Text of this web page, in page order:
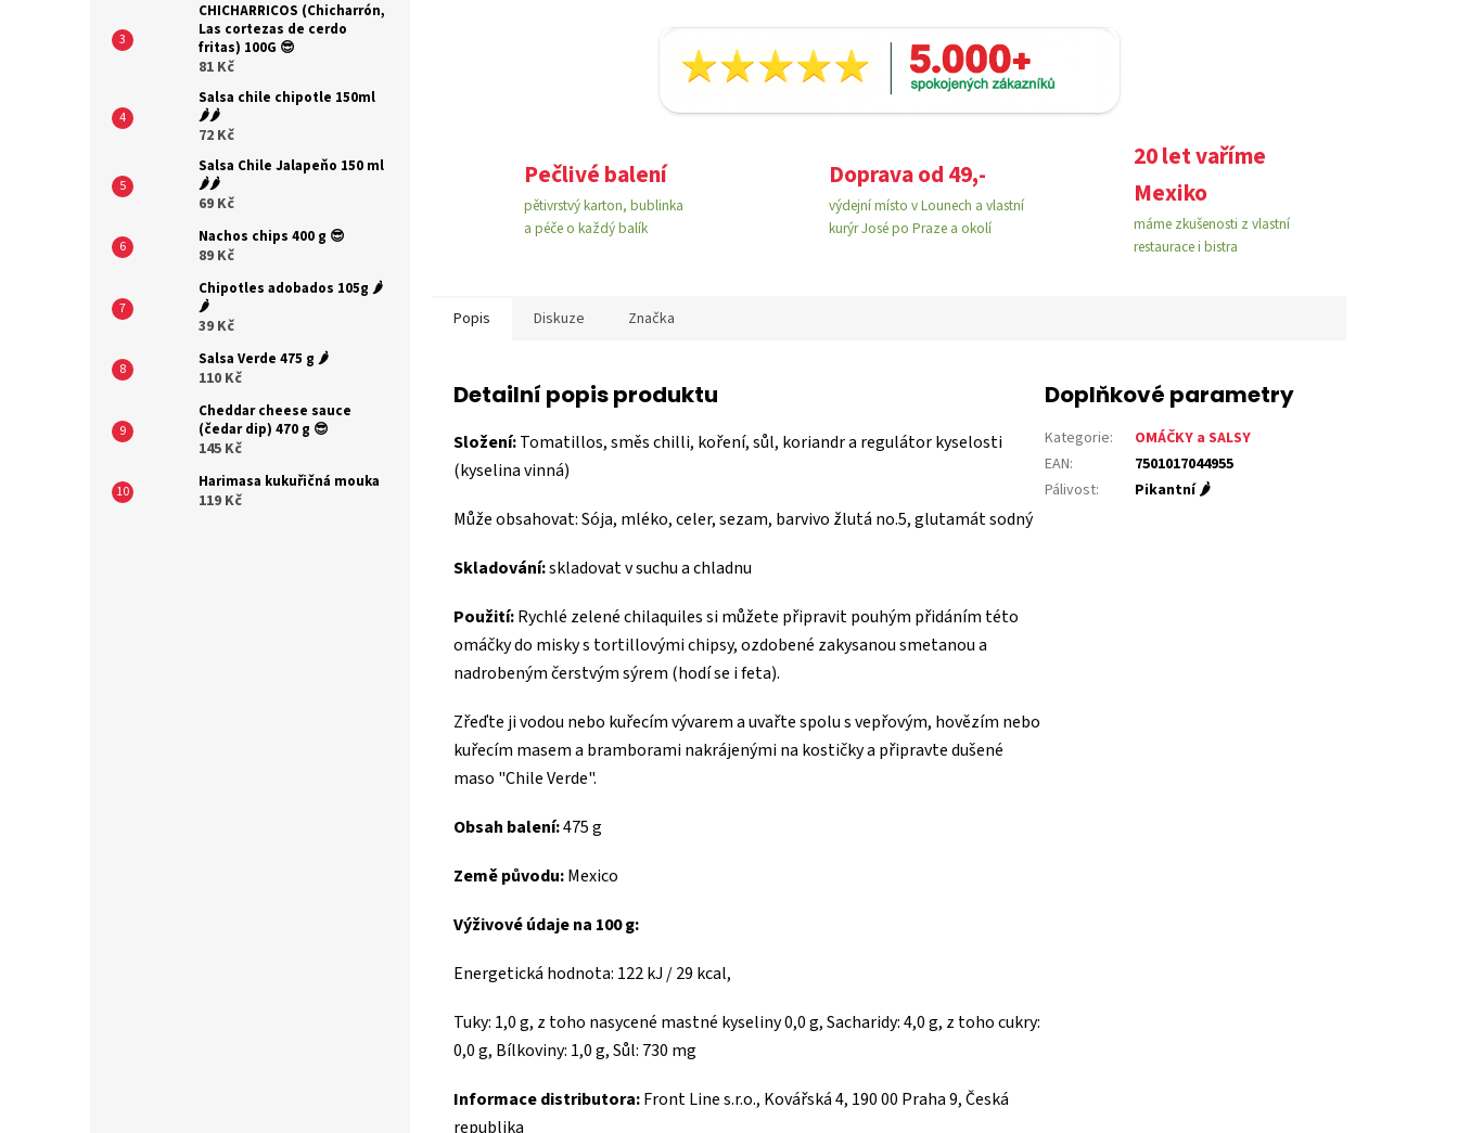
CHICHARRICOS (Chicharrón,
Las cortezas de cerdo
fritas) 100G 😎
81 Kč
Salsa chile chipotle 150ml
🌶️🌶️
72 Kč
Salsa Chile Jalapeňo 150 ml
🌶️🌶️
69 Kč
Nachos chips 400 g 😎
89 Kč
Chipotles adobados 105g 🌶️
🌶️
39 Kč
Salsa Verde 475 g 🌶️
110 Kč
Cheddar cheese sauce
(čedar dip) 470 g 😎
145 Kč
Harimasa kukuřičná mouka
119 Kč
Pečlivé balení
pětivrstvý karton, bublinka
a péče o každý balík
Doprava od 49,-
výdejní místo v Lounech a vlastní
kurýr José po Praze a okolí
20 let vaříme
Mexiko
máme zkušenosti z vlastní
restaurace i bistra
Popis Diskuze Značka
Detailní popis produktu
Složení:Tomatillos, směs chilli, koření, sůl, koriandr a regulátor kyselosti
(kyselina vinná)
Může obsahovat: Sója, mléko, celer, sezam, barvivo žlutá no.5, glutamát sodný
Skladování:skladovat v suchu a chladnu
Použití:Rychlé zelené chilaquiles si můžete připravit pouhým přidáním této
omáčky do misky s tortillovými chipsy, ozdobené zakysanou smetanou a
nadrobeným čerstvým sýrem (hodí se i feta).
Zřeďte ji vodou nebo kuřecím vývarem a uvařte spolu s vepřovým, hovězím nebo
kuřecím masem a bramborami nakrájenými na kostičky a připravte dušené
maso "Chile Verde".
Obsah balení:475 g
Země původu:Mexico
Výživové údaje na 100 g:
Energetická hodnota: 122 kJ / 29 kcal,
Tuky: 1,0 g, z toho nasycené mastné kyseliny 0,0 g, Sacharidy: 4,0 g, z toho cukry:
0,0 g, Bílkoviny: 1,0 g, Sůl: 730 mg
Informace distributora:Front Line s.r.o., Kovářská 4, 190 00 Praha 9, Česká
republika
Doplňkové parametry
Kategorie:
OMÁČKY a SALSY
EAN:
7501017044955
Pálivost: Pikantní 🌶️